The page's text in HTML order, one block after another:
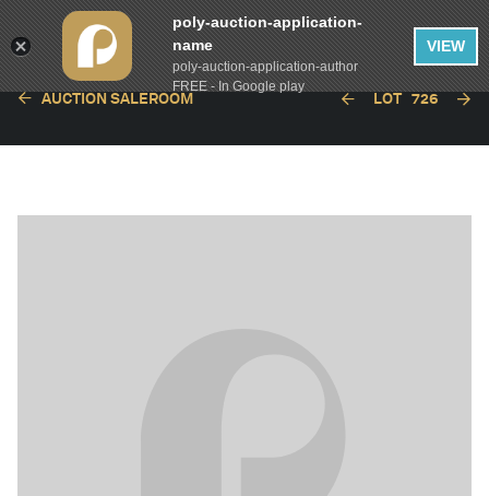
AUCTION SALEROOM LOT 726
poly-auction-application-
name
poly-auction-application-author
FREE - In Google play
VIEW